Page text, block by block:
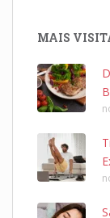
MAIS